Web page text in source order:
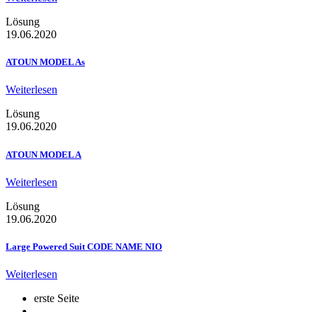
Lösung
19.06.2020
ATOUN MODEL As
Weiterlesen
Lösung
19.06.2020
ATOUN MODEL A
Weiterlesen
Lösung
19.06.2020
Large Powered Suit CODE NAME NIO
Weiterlesen
erste Seite